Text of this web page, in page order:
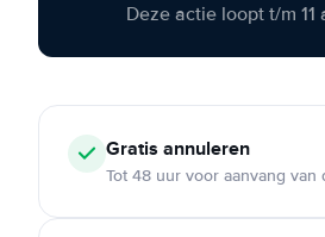
Deze actie loopt t/m
Gratis annuleren
Tot 48 uur voor aanvang